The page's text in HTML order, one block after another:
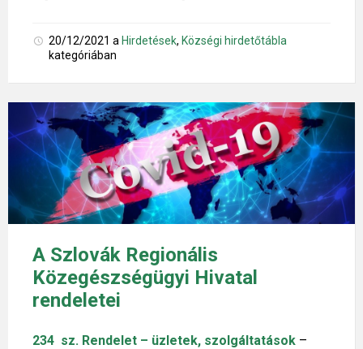
20/12/2021 a Hirdetések, Községi hirdetőtábla
kategóriában
A Szlovák Regionális
Közegészségügyi Hivatal
rendeletei
234 sz. Rendelet – üzletek, szolgáltatások –